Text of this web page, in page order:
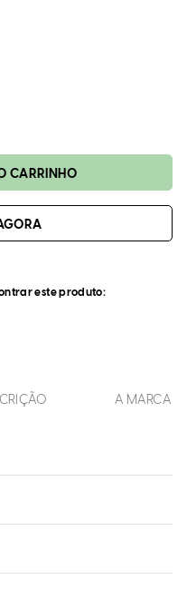
CARRINHO
este produto:
A MARCA